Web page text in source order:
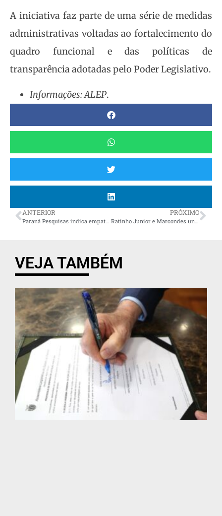
A iniciativa faz parte de uma série de medidas
administrativas voltadas ao fortalecimento do
quadro funcional e das políticas de
transparência adotadas pelo Poder Legislativo.
Informações: ALEP.
ANTERIOR PRÓXIMO
VEJA TAMBÉM